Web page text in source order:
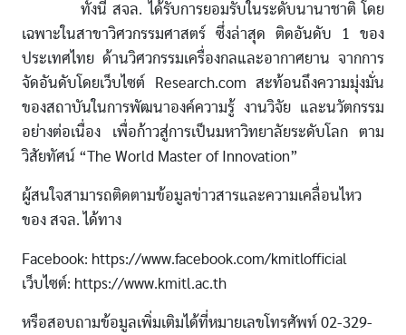
ทั้งนี้ สจล. ได้รับการยอมรับในระดับนานาชาติ โดย
เฉพาะในสาขาวิศวกรรมศาสตร์ ซึ่งล่าสุด ติดอันดับ 1 ของ
ประเทศไทย ด้านวิศวกรรมเครื่องกลและอากาศยาน จากการ
จัดอันดับโดยเว็บไซต์ Research.com สะท้อนถึงความมุ่งมั่น
ของสถาบันในการพัฒนาองค์ความรู้ งานวิจัย และนวัตกรรม
อย่างต่อเนื่อง เพื่อก้าวสู่การเป็นมหาวิทยาลัยระดับโลก ตาม
วิสัยทัศน์ “The World Master of Innovation”
ผู้สนใจสามารถติดตามข้อมูลข่าวสารและความเคลื่อนไหว
ของ สจล. ได้ทาง
Facebook: https://www.facebook.com/kmitlofficial
เว็บไซต์: https://www.kmitl.ac.th
หรือสอบถามข้อมูลเพิ่มเติมได้ที่หมายเลขโทรศัพท์ 02-329-